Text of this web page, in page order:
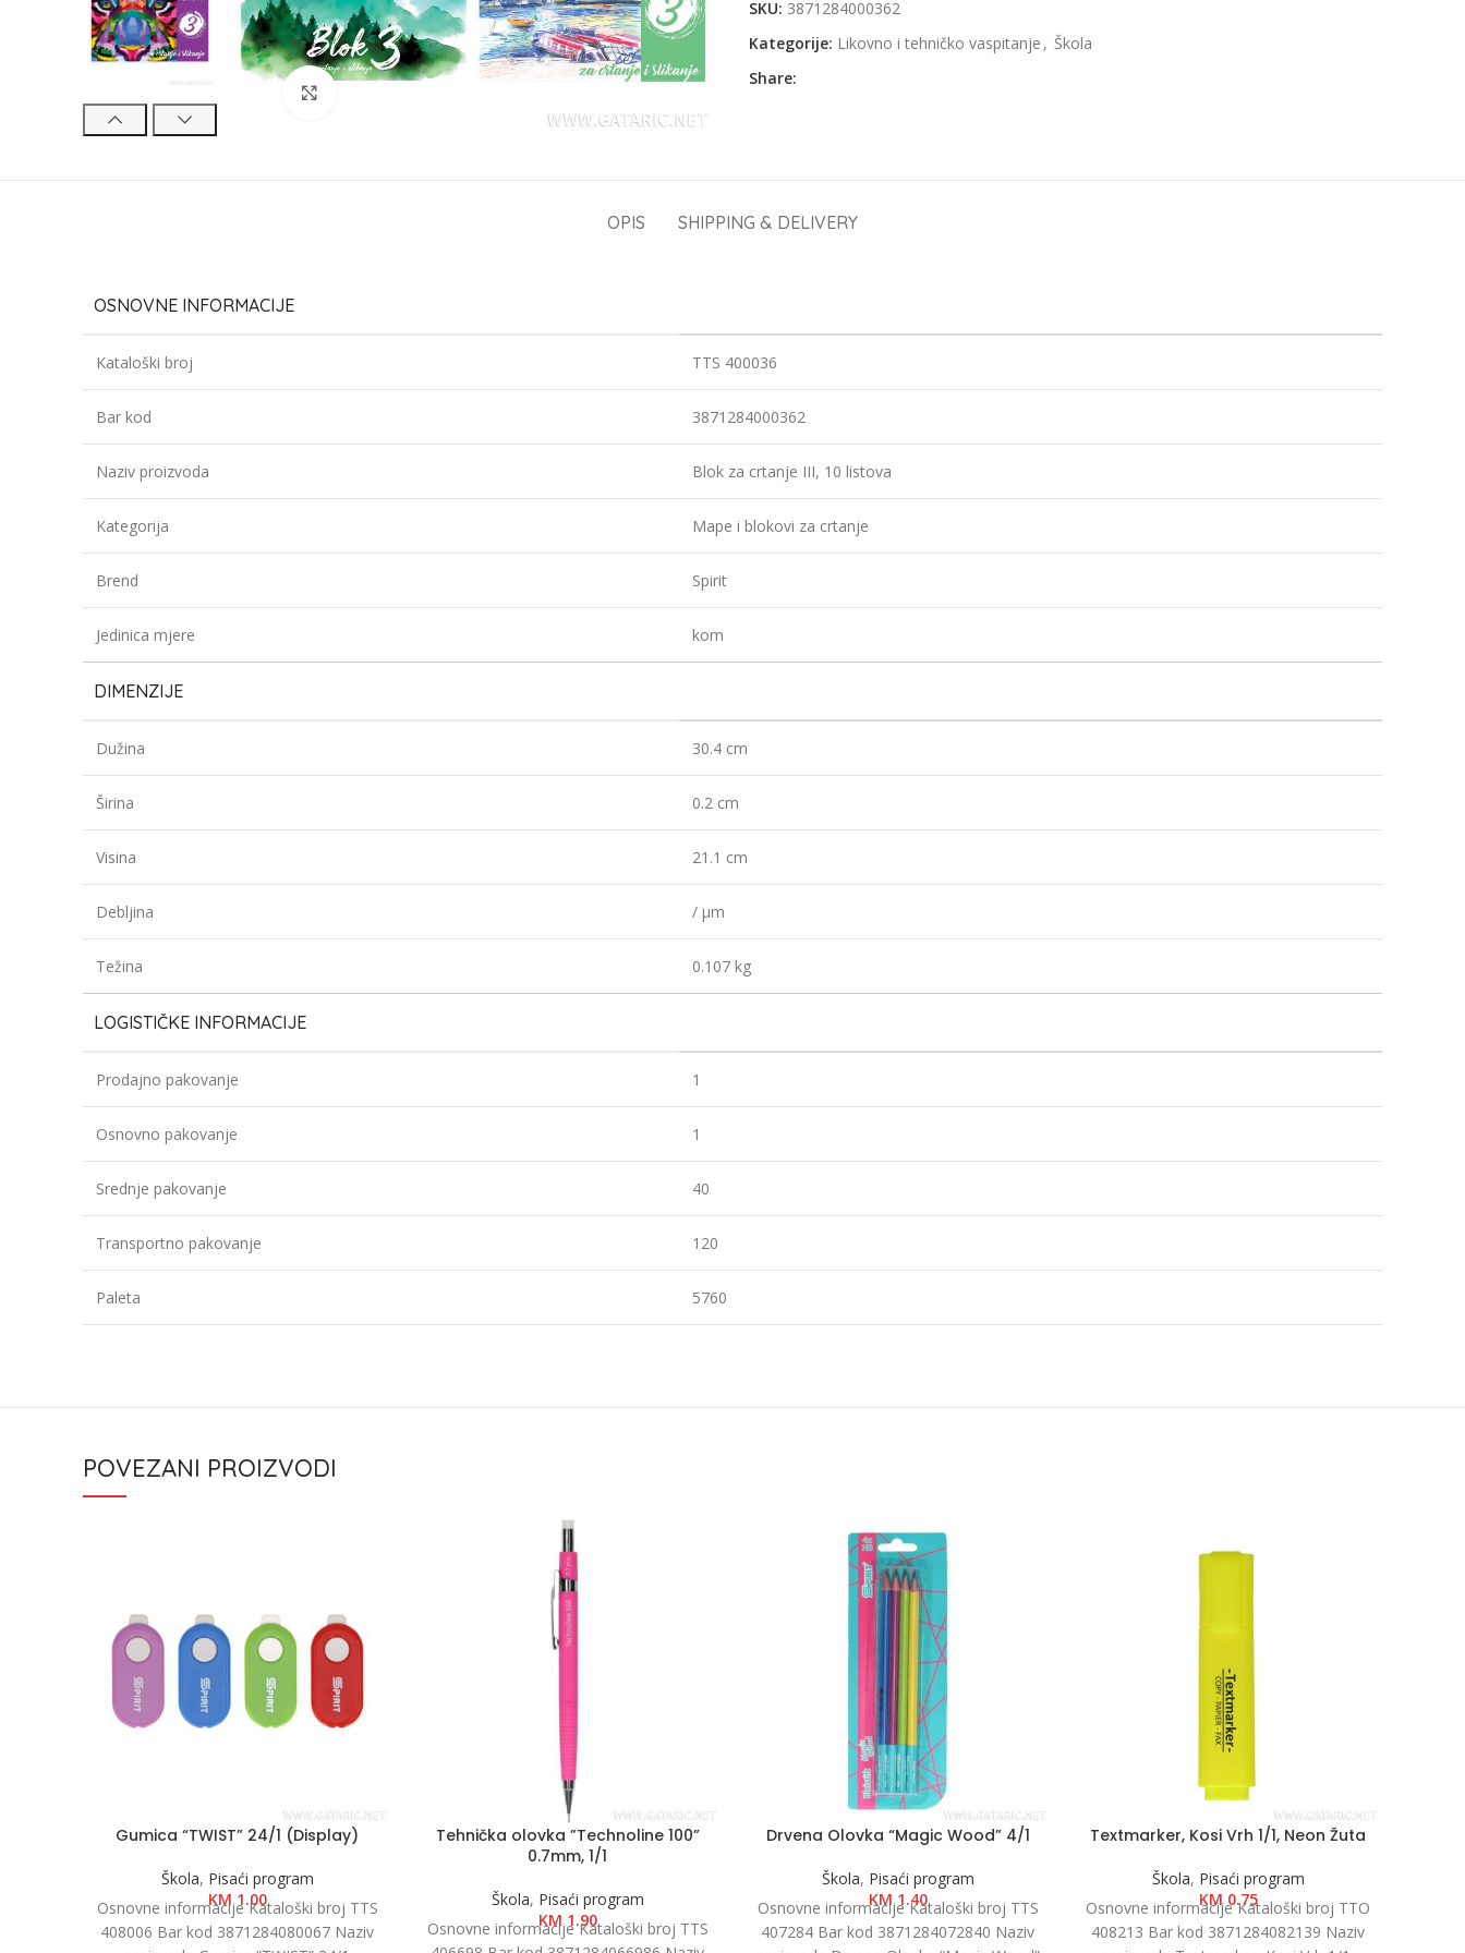
SKU: 3871284000362
Kategorije: Likovno i tehničko vaspitanje , Škola
Share:
OPIS SHIPPING & DELIVERY
OSNOVNE INFORMACIJE
Kataloški broj TTS 400036
Bar kod 3871284000362
Naziv proizvoda Blok za crtanje III, 10 listova
Kategorija Mape i blokovi za crtanje
Brend Spirit
Jedinica mjere kom
DIMENZIJE
Dužina 30.4 cm
Širina 0.2 cm
Visina 21.1 cm
Debljina / µm
Težina 0.107 kg
LOGISTIČKE INFORMACIJE
Prodajno pakovanje 1
Osnovno pakovanje 1
Srednje pakovanje 40
Transportno pakovanje 120
Paleta 5760
POVEZANI PROIZVODI
Gumica “TWIST” 24/1 (Display)
Škola, Pisaći program
KM1.00
Osnovne informacije Kataloški broj TTS
408006 Bar kod 3871284080067 Naziv
Tehnička olovka ”Technoline 100”
0.7mm, 1/1
Škola, Pisaći program
KM1.90
Osnovne informacije Kataloški broj TTS
Drvena Olovka “Magic Wood” 4/1
Škola, Pisaći program
KM1.40
Osnovne informacije Kataloški broj TTS
407284 Bar kod 3871284072840 Naziv
Textmarker, Kosi Vrh 1/1, Neon Žuta
Škola, Pisaći program
KM0.75
Osnovne informacije Kataloški broj TTO
408213 Bar kod 3871284082139 Naziv